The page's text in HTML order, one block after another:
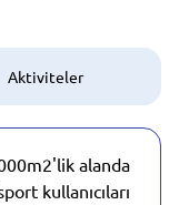
Aktiviteler
alanda
kullanıcıları